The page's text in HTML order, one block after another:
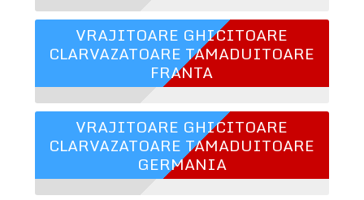
VRAJITOARE GHICITOARE
CLARVAZATOARE TAMADUITOARE
FRANTA
VRAJITOARE GHICITOARE
CLARVAZATOARE TAMADUITOARE
GERMANIA